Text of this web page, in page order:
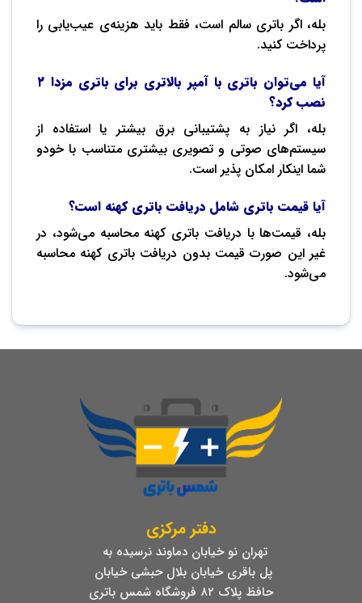
بله، اگر باتری سالم است، فقط باید هزینه‌ی عیب‌یابی را
پرداخت کنید.
آیا می‌توان باتری با آمپر بالاتری برای باتری مزدا ۲
نصب کرد؟
بله، اگر نیاز به پشتیبانی برق بیشتر یا استفاده از
سیستم‌های صوتی و تصویری بیشتری متناسب با خودو
شما اینکار امکان پذیر است.
آیا قیمت باتری شامل دریافت باتری کهنه است؟
بله، قیمت‌ها با دریافت باتری کهنه محاسبه می‌شود، در
غیر این صورت قیمت بدون دریافت باتری کهنه محاسبه
می‌شود.
دفتر مرکزی
تهران نو خیابان دماوند نرسیده به
پل باقری خیابان بلال حبشی خیابان
حافظ پلاک ۸۲ فروشگاه شمس باتری